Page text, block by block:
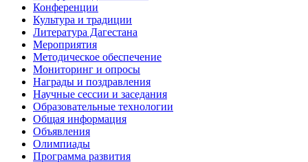
Конференции
Культура и традиции
Литература Дагестана
Мероприятия
Методическое обеспечение
Мониторинг и опросы
Награды и поздравления
Научные сессии и заседания
Образовательные технологии
Общая информация
Объявления
Олимпиады
Программа развития